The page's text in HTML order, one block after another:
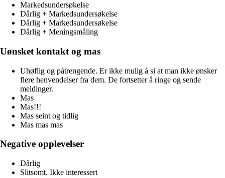
Markedsundersøkelse
Dårlig + Markedsundersøkelse
Dårlig + Markedsundersøkelse
Dårlig + Meningsmåling
Uønsket kontakt og mas
Uhøflig og påtrengende. Er ikke mulig å si at man ikke ønsker
flere henvendelser fra dem. De fortsetter å ringe og sende
meldinger.
Mas
Mas!!!
Mas seint og tidlig
Mas mas mas
Negative opplevelser
Dårlig
Slitsomt. Ikke interessert